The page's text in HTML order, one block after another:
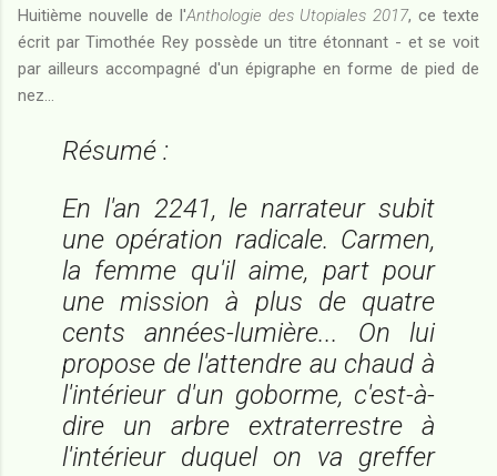
Huitième nouvelle de l'Anthologie des Utopiales 2017, ce texte
écrit par Timothée Rey possède un titre étonnant - et se voit
par ailleurs accompagné d'un épigraphe en forme de pied de
nez...
Résumé :
En l'an 2241, le narrateur subit
une opération radicale. Carmen,
la femme qu'il aime, part pour
une mission à plus de quatre
cents années-lumière... On lui
propose de l'attendre au chaud à
l'intérieur d'un goborme, c'est-à-
dire un arbre extraterrestre à
l'intérieur duquel on va greffer